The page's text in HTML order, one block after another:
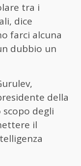
tra i
dice
farci alcuna
dubbio un
della
scopo degli
il